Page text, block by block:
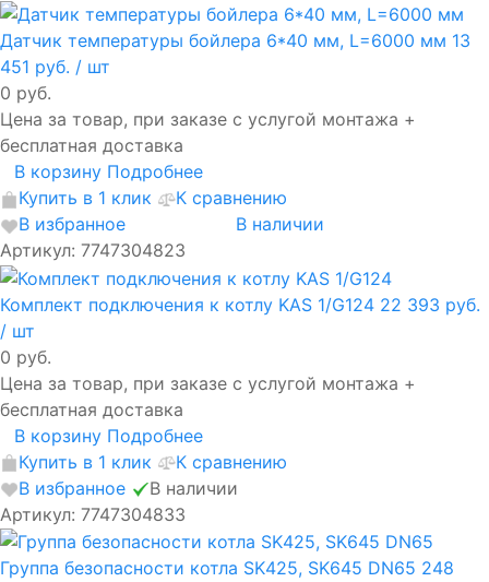
Датчик температуры бойлера 6*40 мм, L=6000 мм 13
451 руб. / шт
0 руб.
Цена за товар, при заказе с услугой монтажа +
бесплатная доставка
В корзину Подробнее
Купить в 1 клик
К сравнению
В избранное
В наличии
Артикул: 7747304823
Комплект подключения к котлу KAS 1/G124 22 393 руб.
/ шт
0 руб.
Цена за товар, при заказе с услугой монтажа +
бесплатная доставка
В корзину Подробнее
Купить в 1 клик
К сравнению
В избранное
В наличии
Артикул: 7747304833
Группа безопасности котла SK425, SK645 DN65 248